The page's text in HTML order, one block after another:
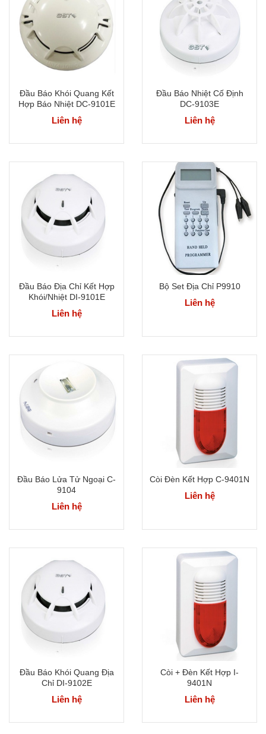
Đầu Báo Khói Quang Kết
Hợp Báo Nhiệt DC-9101E
Liên hệ
Đầu Báo Nhiệt Cố Định
DC-9103E
Liên hệ
Đầu Báo Địa Chỉ Kết Hợp
Khói/Nhiệt DI-9101E
Liên hệ
Bộ Set Địa Chỉ P9910
Liên hệ
Đầu Báo Lửa Tử Ngoại C-
9104
Liên hệ
Còi Đèn Kết Hợp C-9401N
Liên hệ
Đầu Báo Khói Quang Địa
Chỉ DI-9102E
Liên hệ
Còi + Đèn Kết Hợp I-
9401N
Liên hệ